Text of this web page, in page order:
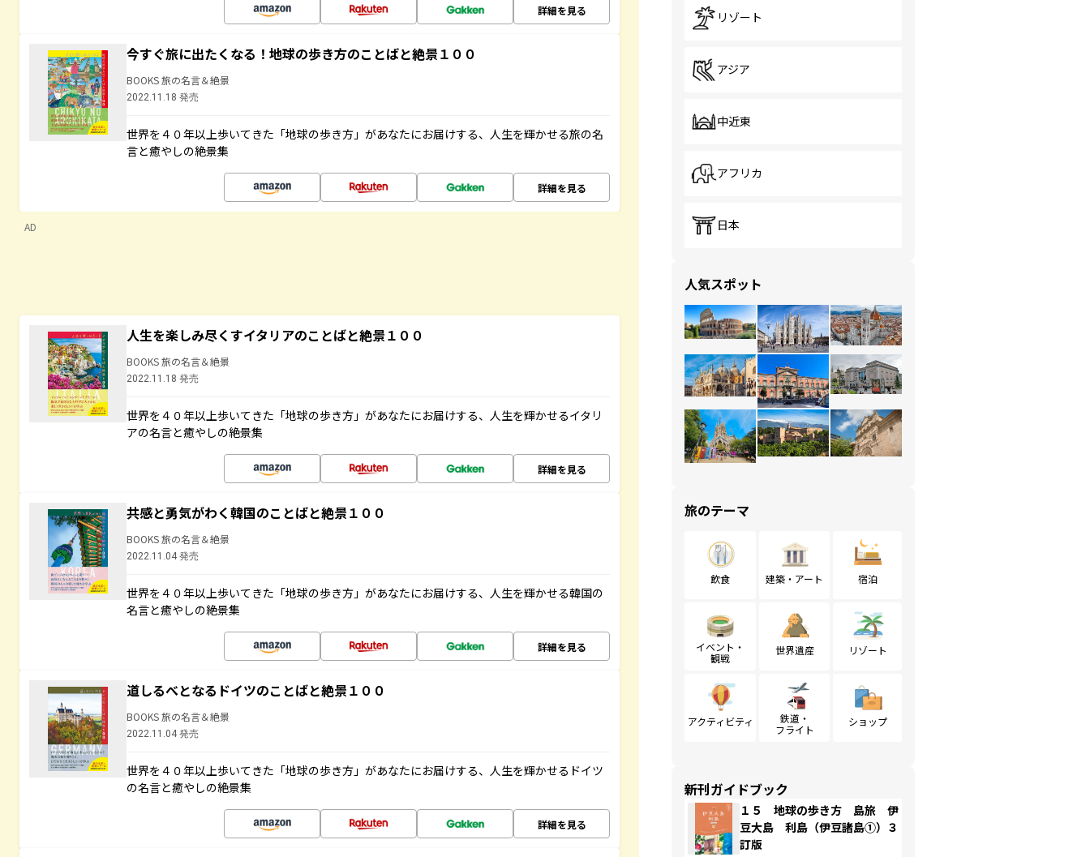
詳細を見る
今すぐ旅に出たくなる！地球の歩き方のことばと絶景１００
BOOKS 旅の名言＆絶景
2022.11.18 発売
世界を４０年以上歩いてきた「地球の歩き方」があなたにお届けする、人生を輝かせる旅の名
言と癒やしの絶景集
詳細を見る
AD
人生を楽しみ尽くすイタリアのことばと絶景１００
BOOKS 旅の名言＆絶景
2022.11.18 発売
世界を４０年以上歩いてきた「地球の歩き方」があなたにお届けする、人生を輝かせるイタリ
アの名言と癒やしの絶景集
詳細を見る
共感と勇気がわく韓国のことばと絶景１００
BOOKS 旅の名言＆絶景
2022.11.04 発売
世界を４０年以上歩いてきた「地球の歩き方」があなたにお届けする、人生を輝かせる韓国の
名言と癒やしの絶景集
詳細を見る
道しるべとなるドイツのことばと絶景１００
BOOKS 旅の名言＆絶景
2022.11.04 発売
世界を４０年以上歩いてきた「地球の歩き方」があなたにお届けする、人生を輝かせるドイツ
の名言と癒やしの絶景集
詳細を見る
リゾート
アジア
中近東
アフリカ
日本
人気スポット
旅のテーマ
飲食 建築・アート 宿泊
イベント・
観戦
世界遺産 リゾート
アクティビティ
鉄道・
フライト
ショップ
新刊ガイドブック
１５ 地球の歩き方 島旅 伊
豆大島 利島（伊豆諸島①）３
訂版